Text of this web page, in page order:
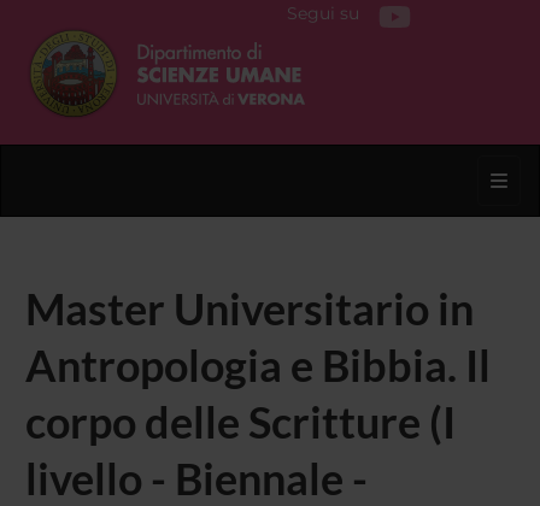
Segui su
Master Universitario in
Antropologia e Bibbia. Il
corpo delle Scritture (I
livello - Biennale -